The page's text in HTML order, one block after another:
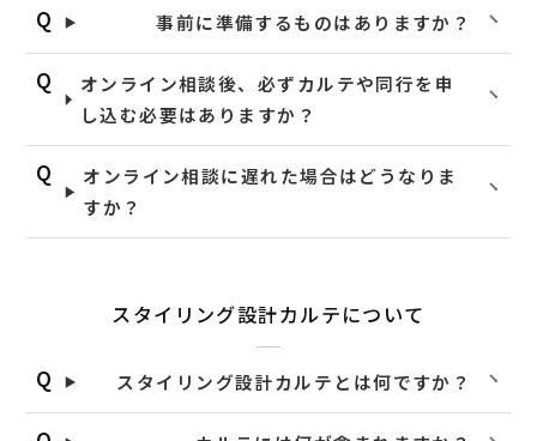
事前に準備するものはありますか？
オンライン相談後、必ずカルテや同行を申
し込む必要はありますか？
オンライン相談に遅れた場合はどうなりま
すか？
スタイリング設計カルテについて
スタイリング設計カルテとは何ですか？